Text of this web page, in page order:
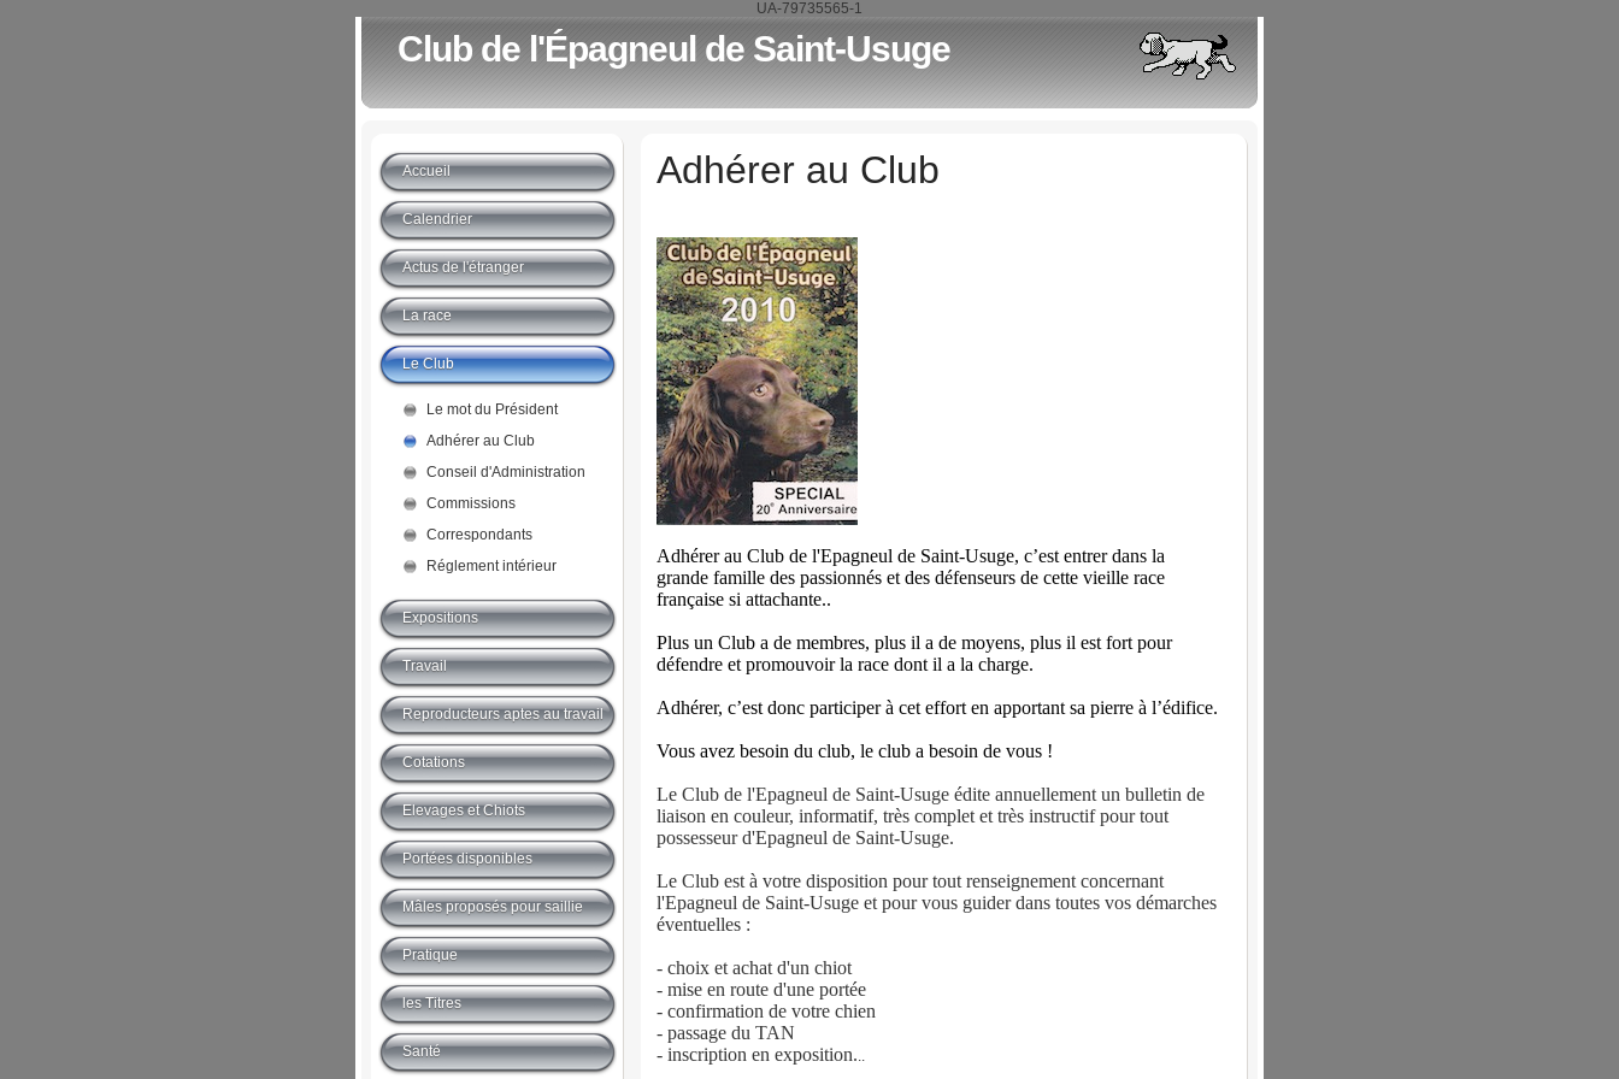
UA-79735565-1
Club de l'Épagneul de Saint-Usuge
Adhérer au Club
Adhérer au Club de l'Epagneul de Saint-Usuge, c’est entrer dans la
grande famille des passionnés et des défenseurs de cette vieille race
française si attachante..
Plus un Club a de membres, plus il a de moyens, plus il est fort pour
défendre et promouvoir la race dont il a la charge.
Adhérer, c’est donc participer à cet effort en apportant sa pierre à l’édifice.
Vous avez besoin du club, le club a besoin de vous !
Le Club de l'Epagneul de Saint-Usuge édite annuellement un bulletin de
liaison en couleur, informatif, très complet et très instructif pour tout
possesseur d'Epagneul de Saint-Usuge.
Le Club est à votre disposition pour tout renseignement concernant
l'Epagneul de Saint-Usuge et pour vous guider dans toutes vos démarches
éventuelles :
- choix et achat d'un chiot
- mise en route d'une portée
- confirmation de votre chien
- passage du TAN
- inscription en exposition...
Accueil
Calendrier
Actus de l'étranger
La race
Le Club
Le mot du Président
Adhérer au Club
Conseil d'Administration
Commissions
Correspondants
Réglement intérieur
Expositions
Travail
Reproducteurs aptes au travail
Cotations
Elevages et Chiots
Portées disponibles
Mâles proposés pour saillie
Pratique
les Titres
Santé